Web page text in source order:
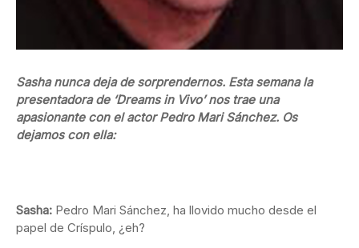
Sasha nunca deja de sorprendernos. Esta semana la
presentadora de ‘Dreams in Vivo’ nos trae una
apasionante con el actor Pedro Mari Sánchez. Os
dejamos con ella:
Sasha: Pedro Mari Sánchez, ha llovido mucho desde el
papel de Críspulo, ¿eh?